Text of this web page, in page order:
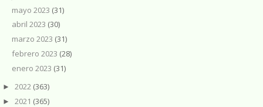
mayo 2023 (31)
abril 2023 (30)
marzo 2023 (31)
febrero 2023 (28)
enero 2023 (31)
► 2022 (363)
► 2021 (365)